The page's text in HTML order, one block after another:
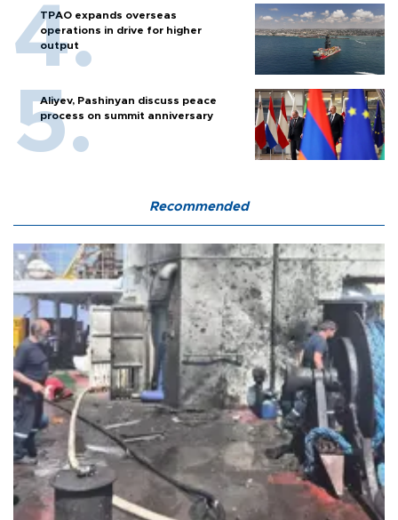
TPAO expands overseas
operations in drive for higher
output
Aliyev, Pashinyan discuss peace
process on summit anniversary
Recommended